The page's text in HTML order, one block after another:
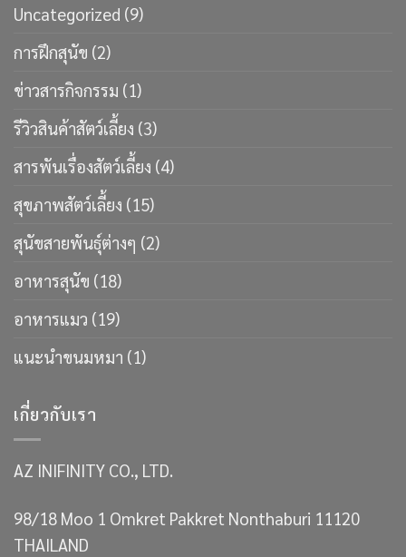
Uncategorized (9)
การฝึกสุนัข (2)
ข่าวสารกิจกรรม (1)
รีวิวสินค้าสัตว์เลี้ยง (3)
สารพันเรื่องสัตว์เลี้ยง (4)
สุขภาพสัตว์เลี้ยง (15)
สุนัขสายพันธ์ุต่างๆ (2)
อาหารสุนัข (18)
อาหารแมว (19)
แนะนำขนมหมา (1)
เกี่ยวกับเรา
AZ INIFINITY CO., LTD.
98/18 Moo 1 Omkret Pakkret Nonthaburi 11120
THAILAND